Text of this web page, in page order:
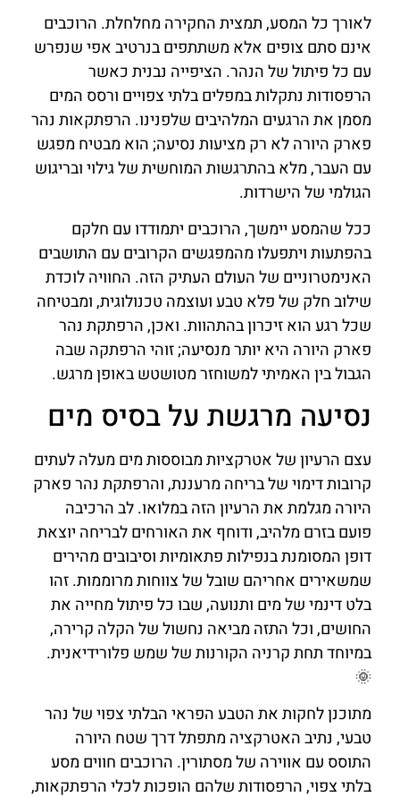
לאורך כל המסע, תמצית החקירה מחלחלת. הרוכבים
אינם סתם צופים אלא משתתפים בנרטיב אפי שנפרש
עם כל פיתול של הנהר. הציפייה נבנית כאשר
הרפסודות נתקלות במפלים בלתי צפויים ורסס המים
מסמן את הרגעים המלהיבים שלפנינו. הרפתקאות נהר
פארק היורה לא רק מציעות נסיעה; הוא מבטיח מפגש
עם העבר, מלא בהתרגשות המוחשית של גילוי ובריגוש
הגולמי של הישרדות.
ככל שהמסע יימשך, הרוכבים יתמודדו עם חלקם
בהפתעות ויתפעלו מהמפגשים הקרובים עם התושבים
האנימטרוניים של העולם העתיק הזה. החוויה לוכדת
שילוב חלק של פלא טבע ועוצמה טכנולוגית, ומבטיחה
שכל רגע הוא זיכרון בהתהוות. ואכן, הרפתקת נהר
פארק היורה היא יותר מנסיעה; זוהי הרפתקה שבה
הגבול בין האמיתי למשוחזר מטושטש באופן מרגש.
נסיעה מרגשת על בסיס מים
עצם הרעיון של אטרקציות מבוססות מים מעלה לעתים
קרובות דימוי של בריחה מרעננת, והרפתקת נהר פארק
היורה מגלמת את הרעיון הזה במלואו. לב הרכיבה
פועם בזרם מלהיב, ודוחף את האורחים לבריחה יוצאת
דופן המסומנת בנפילות פתאומיות וסיבובים מהירים
שמשאירים אחריהם שובל של צווחות מרוממות. זהו
בלט דינמי של מים ותנועה, שבו כל פיתול מחייה את
החושים, וכל התזה מביאה נחשול של הקלה קרירה,
במיוחד תחת קרניה הקורנות של שמש פלורידיאנית.
🌞
מתוכנן לחקות את הטבע הפראי הבלתי צפוי של נהר
טבעי, נתיב האטרקציה מתפתל דרך שטח היורה
התוסס עם אווירה של מסתורין. הרוכבים חווים מסע
בלתי צפוי, הרפסודות שלהם הופכות לכלי הרפתקאות,